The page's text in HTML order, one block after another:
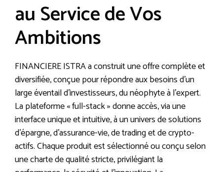
au Service de Vos
Ambitions
FINANCIERE ISTRA a construit une offre complète et
diversifiée, conçue pour répondre aux besoins d’un
large éventail d’investisseurs, du néophyte à l’expert.
La plateforme « full-stack » donne accès, via une
interface unique et intuitive, à un univers de solutions
d’épargne, d’assurance-vie, de trading et de crypto-
actifs. Chaque produit est sélectionné ou conçu selon
une charte de qualité stricte, privilégiant la